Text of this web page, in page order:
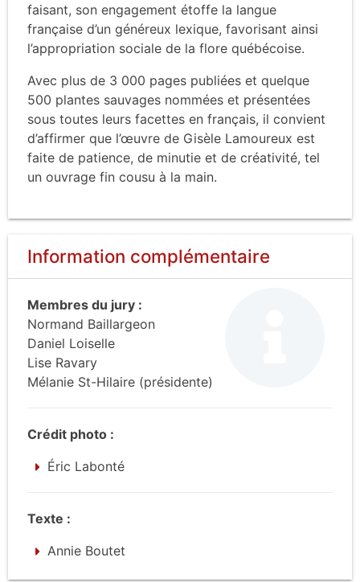
faisant, son engagement étoffe la langue
française d’un généreux lexique, favorisant ainsi
l’appropriation sociale de la flore québécoise.
Avec plus de 3 000 pages publiées et quelque
500 plantes sauvages nommées et présentées
sous toutes leurs facettes en français, il convient
d’affirmer que l’œuvre de Gisèle Lamoureux est
faite de patience, de minutie et de créativité, tel
un ouvrage fin cousu à la main.
Information complémentaire
Membres du jury :
Normand Baillargeon
Daniel Loiselle
Lise Ravary
Mélanie St-Hilaire (présidente)
Crédit photo :
Éric Labonté
Texte :
Annie Boutet